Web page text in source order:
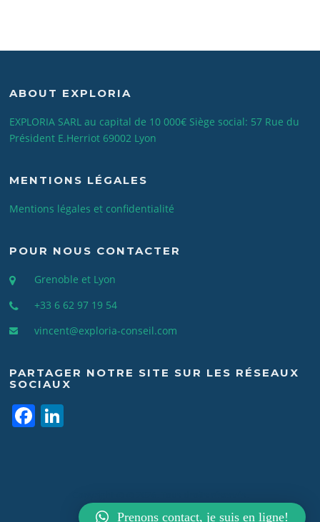
ABOUT EXPLORIA
EXPLORIA SARL au capital de 10 000€ Siège social: 57 Rue du
Président E.Herriot 69002 Lyon
MENTIONS LÉGALES
Mentions légales et confidentialité
POUR NOUS CONTACTER
Grenoble et Lyon
+33 6 62 97 19 54
vincent@exploria-conseil.com
PARTAGER NOTRE SITE SUR LES RÉSEAUX
SOCIAUX
F
dI Prenons contact, je suis en ligne!